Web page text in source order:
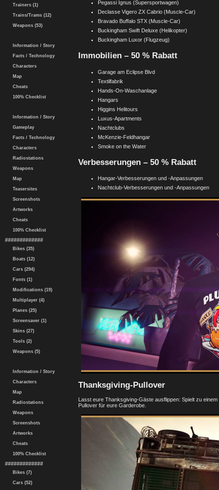
Trainers (1)
Trains/Trams (12)
Weapons (53)
Information / Story
Facts / Technology
Characters
Map
Cheats
100% Checklist
Information / Story
Gameplay
Facts / Technology
Characters
Radiostations
Weapons
Map
Teasersites
Screenshots
Artworks
Cheats
100% Checklist
#############
Bikes (35)
Boats (12)
Cars (294)
Fonts (1)
Modifications (19)
Multiplayer (4)
Planes (25)
Screensaver (1)
Skins (27)
Tools (2)
Weapons (5)
Information / Story
Characters
Map
Radiostations
Weapons
Screenshots
Artworks
Cheats
100% Checklist
#############
Bikes (7)
Cars (52)
Pegassi Ignus (Supersportwagen)
Declasse Vigero ZX Cabrio (Muscle-Car)
Bravado Buffalo STX (Muscle-Car)
Buckingham Swift Deluxe (Helikopter)
Buckingham Luxor (Flugzeug)
Immobilien – 50 % Rabatt
Garage am Eclipse Blvd
Textilfabrik
Hands-On-Waschanlage
Hangars
Higgins Helitours
Luxus-Apartments
Nachtclubs
McKenzie-Feldhangar
Smoke on the Water
Verbesserungen – 50 % Rabatt
Hangar-Verbesserungen und -Anpassungen
Nachtclub-Verbesserungen und -Anpassungen
Thanksgiving-Pullover
Lasst eure Thanksgiving-Gäste ausflippen: Spielt zu
Pullover für eure Garderobe.